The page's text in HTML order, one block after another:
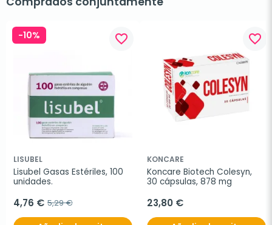
-10% favorite_border
LISUBEL
Lisubel Gasas Estériles, 100
unidades.
4,76 € 5,29 €
favorite_border
KONCARE
Koncare Biotech Colesyn,
30 cápsulas, 878 mg
23,80 €